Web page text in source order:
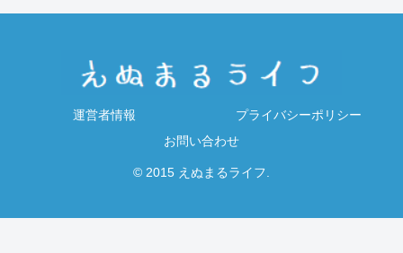
運営者情報
プライバシーポリシー
お問い合わせ
© 2015 えぬまるライフ.